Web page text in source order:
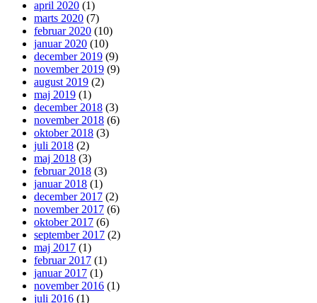
april 2020 (1)
marts 2020 (7)
februar 2020 (10)
januar 2020 (10)
december 2019 (9)
november 2019 (9)
august 2019 (2)
maj 2019 (1)
december 2018 (3)
november 2018 (6)
oktober 2018 (3)
juli 2018 (2)
maj 2018 (3)
februar 2018 (3)
januar 2018 (1)
december 2017 (2)
november 2017 (6)
oktober 2017 (6)
september 2017 (2)
maj 2017 (1)
februar 2017 (1)
januar 2017 (1)
november 2016 (1)
juli 2016 (1)